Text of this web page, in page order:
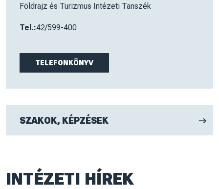
Földrajz és Turizmus Intézeti Tanszék
Tel.:42/599-400
TELEFONKÖNYV
SZAKOK, KÉPZÉSEK
INTÉZETI HÍREK